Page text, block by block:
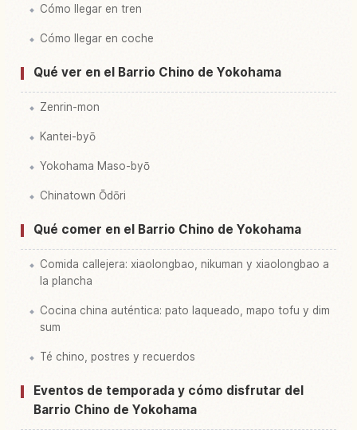
Cómo llegar en tren
Cómo llegar en coche
Qué ver en el Barrio Chino de Yokohama
Zenrin-mon
Kantei-byō
Yokohama Maso-byō
Chinatown Ōdōri
Qué comer en el Barrio Chino de Yokohama
Comida callejera: xiaolongbao, nikuman y xiaolongbao a
la plancha
Cocina china auténtica: pato laqueado, mapo tofu y dim
sum
Té chino, postres y recuerdos
Eventos de temporada y cómo disfrutar del
Barrio Chino de Yokohama